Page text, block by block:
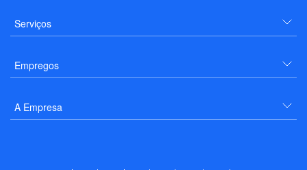
Serviços
Empregos
A Empresa